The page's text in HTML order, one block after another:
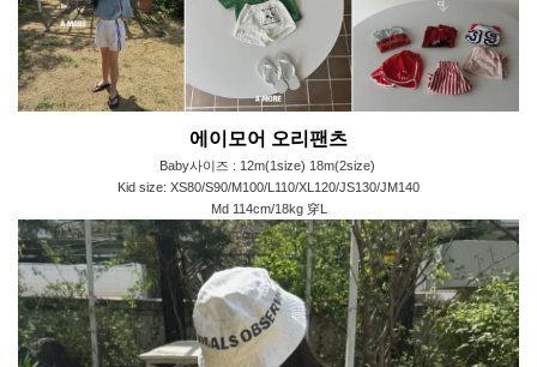
에이모어 오리팬츠
Baby사이즈 : 12m(1size) 18m(2size)
Kid size: XS80/S90/M100/L110/XL120/JS130/JM140
Md 114cm/18kg 穿L